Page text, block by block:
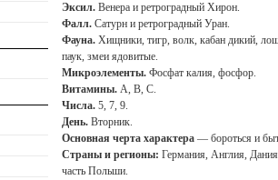
Эксил. Венера и ретроградный Хирон.
Фалл. Сатурн и ретроградный Уран.
Фауна. Хищники, тигр, волк, кабан дикий,
паук, змеи ядовитые.
Микроэлементы. Фосфат калия, фосфор.
Витамины. А, В, С.
Числа. 5, 7, 9.
День. Вторник.
Основная черта характера — бороться и
Страны и регионы: Германия, Англия,
часть Польши.